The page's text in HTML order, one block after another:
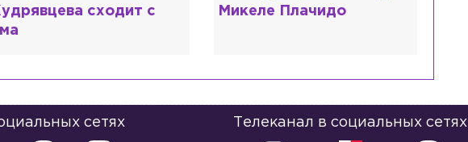
Плачидо
образовании?
сетях Телеканал в социальных сетях